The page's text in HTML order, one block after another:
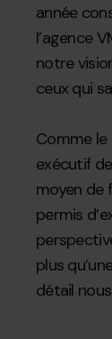
année
l’agence
notre
ceux qui
Comme
exécutif
moyen de
permis
plus
détail